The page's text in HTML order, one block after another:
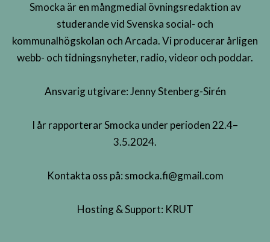
Smocka är en mångmedial övningsredaktion av
studerande vid Svenska social- och
kommunalhögskolan och Arcada. Vi producerar årligen
webb- och tidningsnyheter, radio, videor och poddar.
Ansvarig utgivare: Jenny Stenberg-Sirén
I år rapporterar Smocka under perioden 22.4–
3.5.2024.
Kontakta oss på: smocka.fi@gmail.com
Hosting & Support: KRUT